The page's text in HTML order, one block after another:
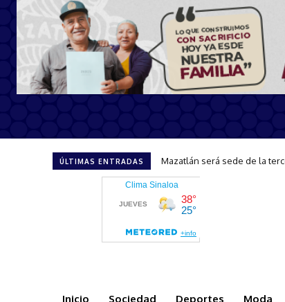
ÚLTIMAS ENTRADAS CAPTA brinda atención y
Inicio Sociedad Deportes Moda